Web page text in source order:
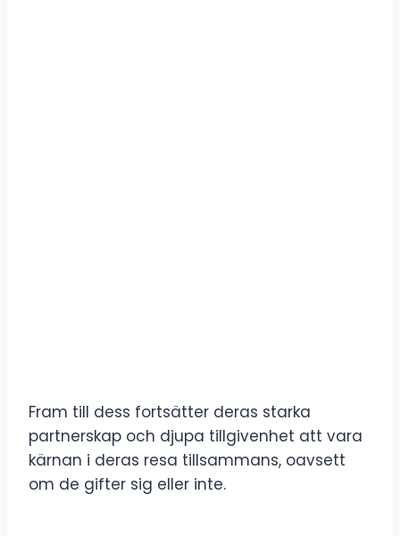
Fram till dess fortsätter deras starka
partnerskap och djupa tillgivenhet att vara
kärnan i deras resa tillsammans, oavsett
om de gifter sig eller inte.